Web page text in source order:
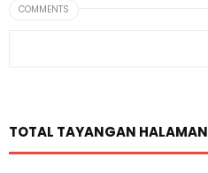
COMMENTS
TOTAL TAYANGAN HALAMAN